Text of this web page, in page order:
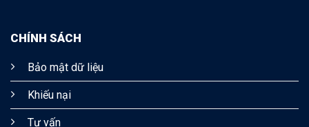
CHÍNH SÁCH
Bảo mật dữ liệu
Khiếu nại
Tư vấn